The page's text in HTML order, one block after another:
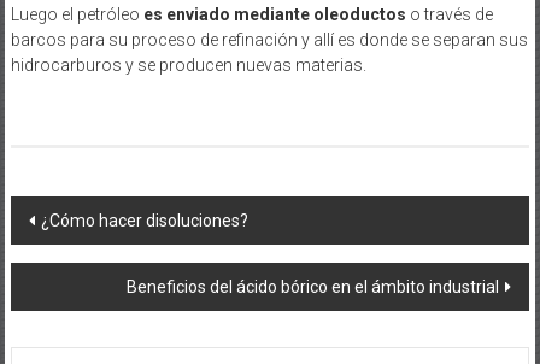
Luego el petróleo es enviado mediante oleoductos o través de
barcos para su proceso de refinación y allí es donde se separan sus
hidrocarburos y se producen nuevas materias.
Navegación
de
entradas
¿Cómo hacer disoluciones?
Beneficios del ácido bórico en el ámbito industrial